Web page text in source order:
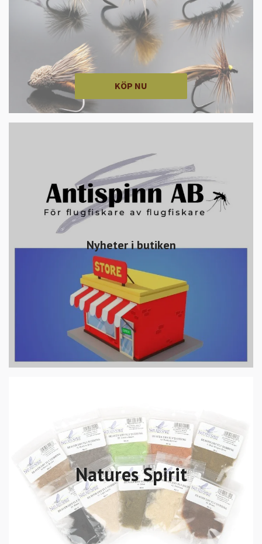
KÖP NU
Nyheter i butiken
Natures Spirit